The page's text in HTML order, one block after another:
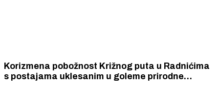
Korizmena pobožnost Križnog puta u Radnićima
s postajama uklesanim u goleme prirodne